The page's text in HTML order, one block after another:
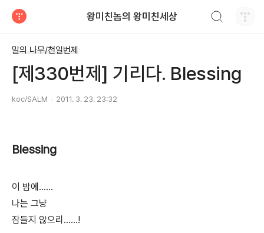
왕미친놈의 왕미친세상
말의 나무/천일번제
[제330번제] 기리다. Blessing
koc/SALM 2011. 3. 23. 23:32
Blessing
이 밤에……
나는 그냥
잠들지 않으리……!